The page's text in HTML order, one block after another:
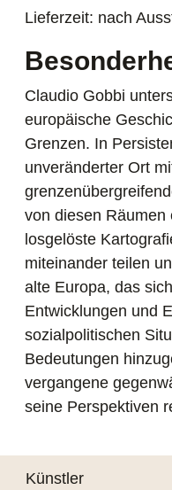
Lieferzeit: nach
Claudio Gobbi
europäische
Grenzen. In
unveränderter Ort
von diesen Räumen
losgelöste
miteinander teilen
alte Europa, das
Entwicklungen und
sozialpolitischen
Bedeutungen
vergangene
seine Perspektiven
Künstler